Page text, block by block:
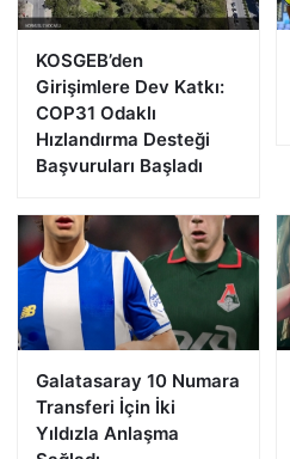
KOSGEB’den
Girişimlere Dev Katkı:
COP31 Odaklı
Hızlandırma Desteği
Başvuruları Başladı
Galatasaray 10 Numara
Transferi İçin İki
Yıldızla Anlaşma